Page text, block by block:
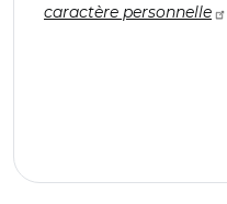
caractère personnelle